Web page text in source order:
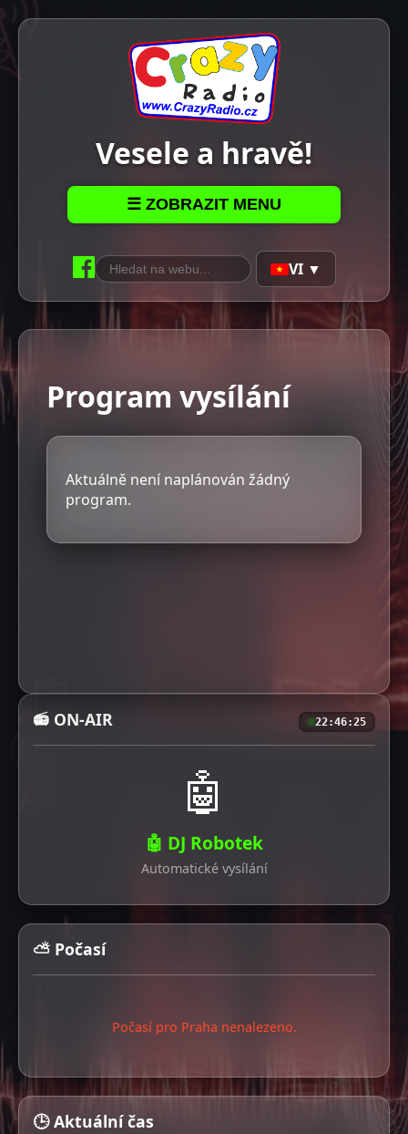
Vesele a hravě!
☰ ZOBRAZIT MENU
VI ▼
📻 ON-AIR 22:46:26
🤖
🤖 DJ Robotek
Automatické vysílání
⛅ Počasí
Počasí pro Praha nenalezeno.
🕒 Aktuální čas
Program vysílání
Aktuálně není naplánován žádný
program.